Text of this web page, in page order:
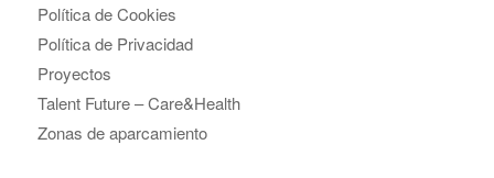
Política de Cookies
Política de Privacidad
Proyectos
Talent Future – Care&Health
Zonas de aparcamiento